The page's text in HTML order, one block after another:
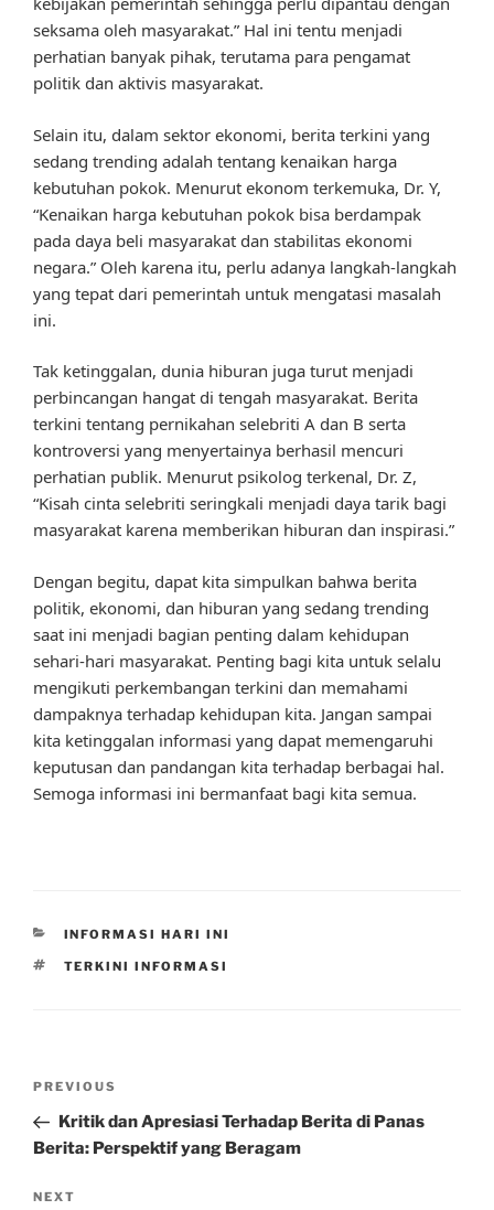
seksama oleh masyarakat.” Hal ini tentu menjadi
perhatian banyak pihak, terutama para pengamat
politik dan aktivis masyarakat.
Selain itu, dalam sektor ekonomi, berita terkini yang
sedang trending adalah tentang kenaikan harga
kebutuhan pokok. Menurut ekonom terkemuka, Dr. Y,
“Kenaikan harga kebutuhan pokok bisa berdampak
pada daya beli masyarakat dan stabilitas ekonomi
negara.” Oleh karena itu, perlu adanya langkah-langkah
yang tepat dari pemerintah untuk mengatasi masalah
ini.
Tak ketinggalan, dunia hiburan juga turut menjadi
perbincangan hangat di tengah masyarakat. Berita
terkini tentang pernikahan selebriti A dan B serta
kontroversi yang menyertainya berhasil mencuri
perhatian publik. Menurut psikolog terkenal, Dr. Z,
“Kisah cinta selebriti seringkali menjadi daya tarik bagi
masyarakat karena memberikan hiburan dan inspirasi.”
Dengan begitu, dapat kita simpulkan bahwa berita
politik, ekonomi, dan hiburan yang sedang trending
saat ini menjadi bagian penting dalam kehidupan
sehari-hari masyarakat. Penting bagi kita untuk selalu
mengikuti perkembangan terkini dan memahami
dampaknya terhadap kehidupan kita. Jangan sampai
kita ketinggalan informasi yang dapat memengaruhi
keputusan dan pandangan kita terhadap berbagai hal.
Semoga informasi ini bermanfaat bagi kita semua.
CATEGORIES
INFORMASI HARI INI
TAGS
TERKINI INFORMASI
Previous
Post
PREVIOUS
Kritik dan Apresiasi Terhadap Berita di Panas
Berita: Perspektif yang Beragam
Next
NEXT